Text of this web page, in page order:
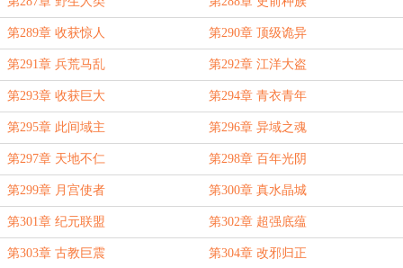
第289章 收获惊人 第290章 顶级诡异
第291章 兵荒马乱 第292章 江洋大盗
第293章 收获巨大 第294章 青衣青年
第295章 此间域主 第296章 异域之魂
第297章 天地不仁 第298章 百年光阴
第299章 月宫使者 第300章 真水晶城
第301章 纪元联盟 第302章 超强底蕴
第303章 古教巨震 第304章 改邪归正